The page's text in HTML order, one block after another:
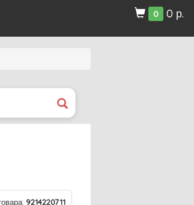
0 0 р.
9214220711